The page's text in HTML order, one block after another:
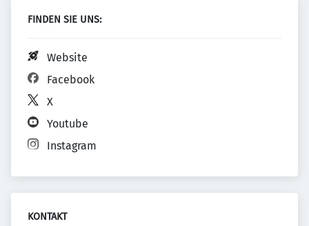
FINDEN SIE UNS:
Website
Facebook
X
Youtube
Instagram
KONTAKT